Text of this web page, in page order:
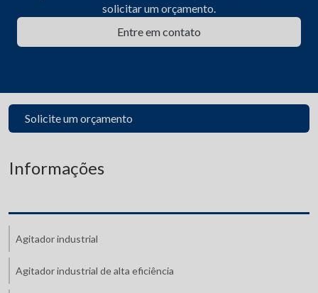
solicitar um orçamento.
Entre em contato
Solicite um orçamento
Informações
Agitador industrial
Agitador industrial de alta eficiência